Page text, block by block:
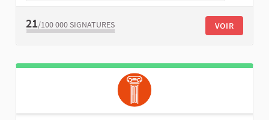
21/100 000 SIGNATURES VOIR